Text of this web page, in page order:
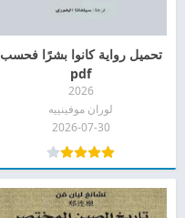
تحميل رواية كانوا بشرًا فحسب
pdf
2026
لوران موفينييه
2026-07-30